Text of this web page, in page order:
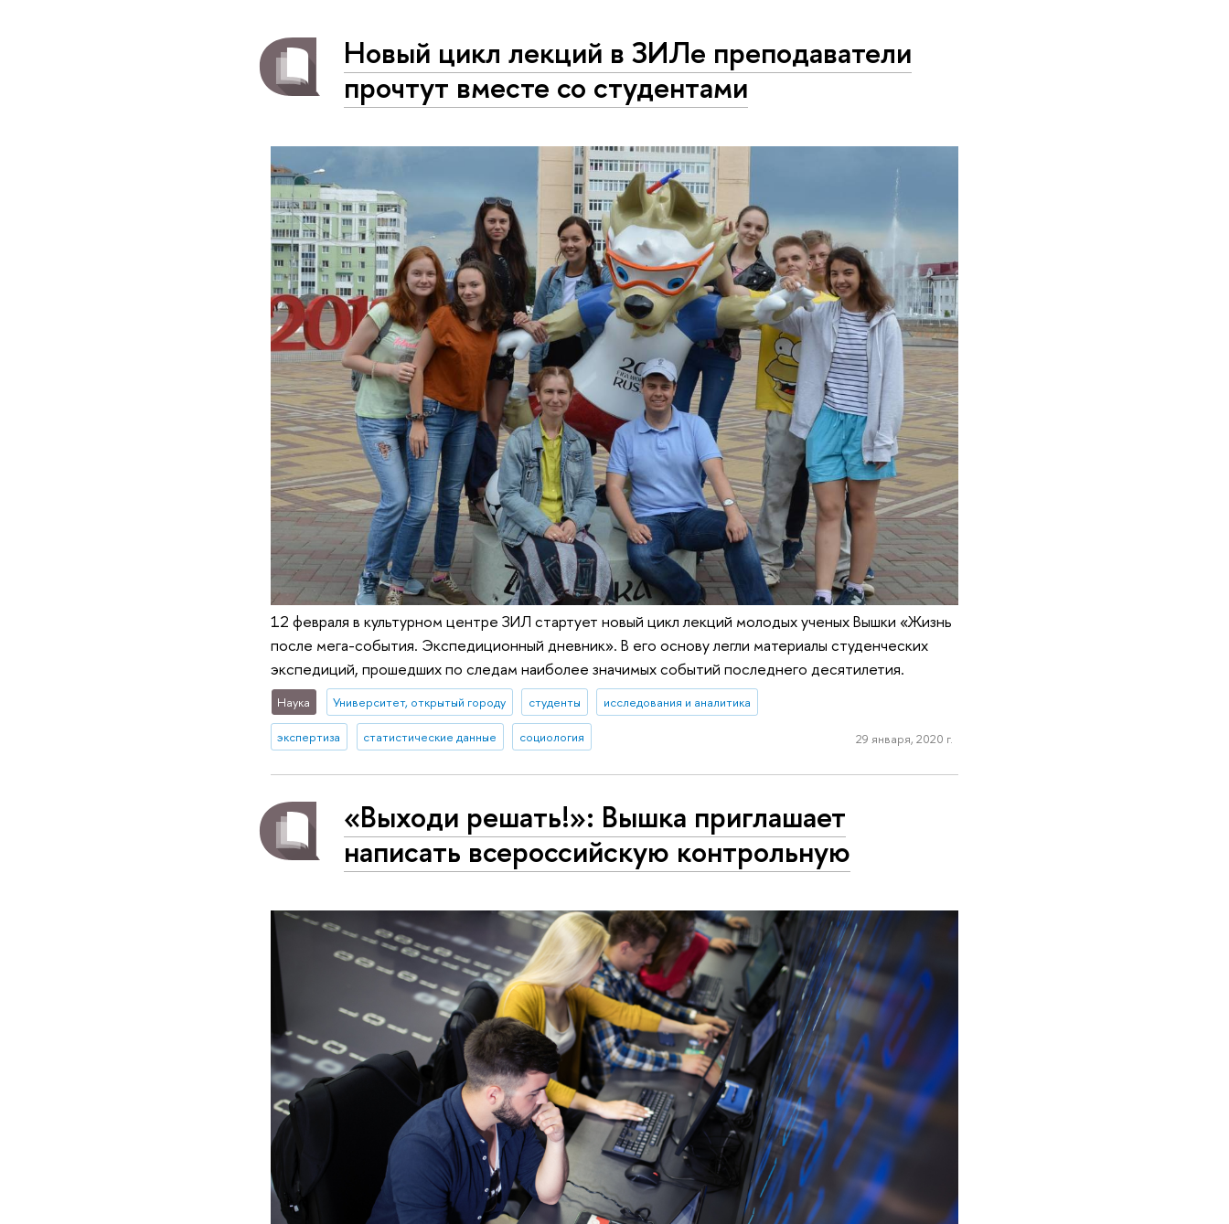
Новый цикл лекций в ЗИЛе преподаватели
прочтут вместе со студентами
12 февраля в культурном центре ЗИЛ стартует новый цикл лекций молодых ученых Вышки «Жизнь
после мега-события. Экспедиционный дневник». В его основу легли материалы студенческих
экспедиций, прошедших по следам наиболее значимых событий последнего десятилетия.
Наука Университет, открытый городу студенты исследования и аналитика
экспертиза статистические данные социология 29 января, 2020 г.
«Выходи решать!»: Вышка приглашает
написать всероссийскую контрольную